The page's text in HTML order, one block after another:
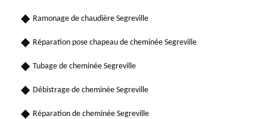
Ramonage de chaudière Segreville
Réparation pose chapeau de cheminée Segreville
Tubage de cheminée Segreville
Débistrage de cheminée Segreville
Réparation de cheminée Segreville